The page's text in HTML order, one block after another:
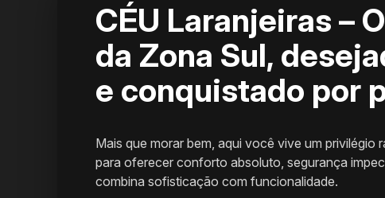
CÉU Laranjeiras –
da Zona Sul,
e conquistado por
Mais que morar bem, aqui você vive um privilégio
para oferecer conforto absoluto, segurança
combina sofisticação com funcionalidade.